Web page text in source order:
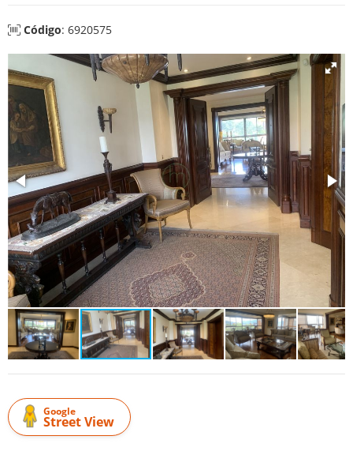
Código: 6920575
Google
Street View